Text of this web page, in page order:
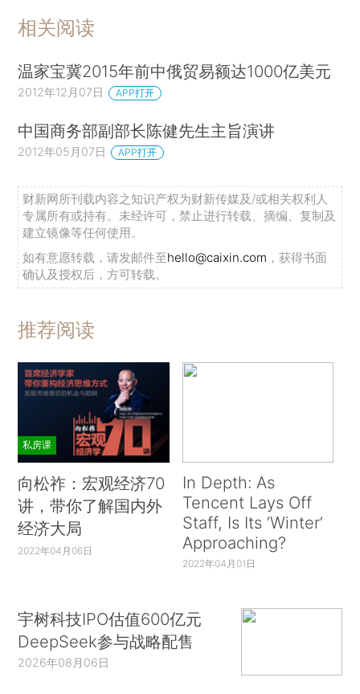
相关阅读
温家宝冀2015年前中俄贸易额达1000亿美元
2012年12月07日 APP打开
中国商务部副部长陈健先生主旨演讲
2012年05月07日 APP打开
财新网所刊载内容之知识产权为财新传媒及/或相关权利人
专属所有或持有。未经许可，禁止进行转载、摘编、复制及
建立镜像等任何使用。
如有意愿转载，请发邮件至hello@caixin.com ，获得书面
确认及授权后，方可转载。
推荐阅读
私房课
向松祚：宏观经济70
讲，带你了解国内外
经济大局
2022年04月06日
In Depth: As
Tencent Lays Off
Staff, Is Its ‘Winter’
Approaching?
2022年04月01日
宇树科技IPO估值600亿元
DeepSeek参与战略配售
2026年08月06日